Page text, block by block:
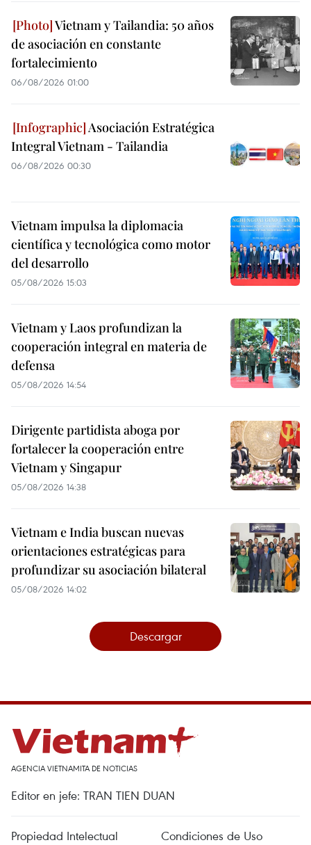
Vietnam y Tailandia: 50 años
de asociación en constante
fortalecimiento
06/08/2026 01:00
Asociación Estratégica
Integral Vietnam - Tailandia
06/08/2026 00:30
Vietnam impulsa la diplomacia
científica y tecnológica como motor
del desarrollo
05/08/2026 15:03
Vietnam y Laos profundizan la
cooperación integral en materia de
defensa
05/08/2026 14:54
Dirigente partidista aboga por
fortalecer la cooperación entre
Vietnam y Singapur
05/08/2026 14:38
Vietnam e India buscan nuevas
orientaciones estratégicas para
profundizar su asociación bilateral
05/08/2026 14:02
Descargar
AGENCIA VIETNAMITA DE NOTICIAS
Editor en jefe: TRAN TIEN DUAN
Propiedad Intelectual Condiciones de Uso